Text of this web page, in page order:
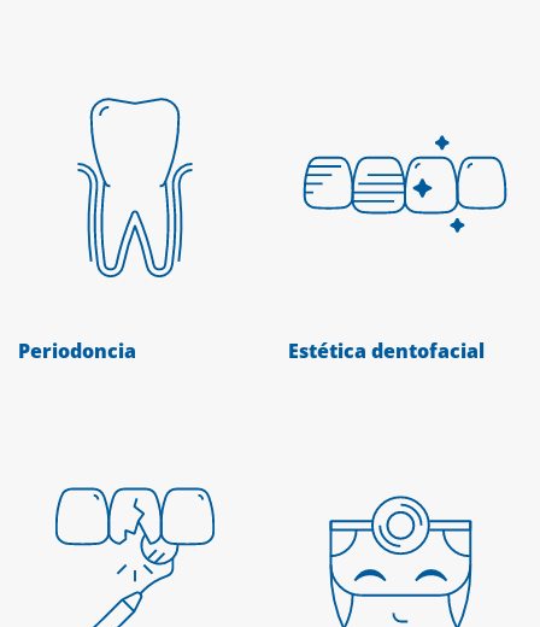
Periodoncia Estética dentofacial